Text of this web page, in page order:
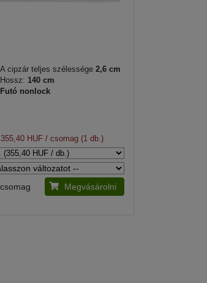
A cipzár teljes szélessége2,6 cm
Hossz: 140 cm
Futó nonlock
355,40 HUF / csomag (1 db.)
csomag Megvásárolni